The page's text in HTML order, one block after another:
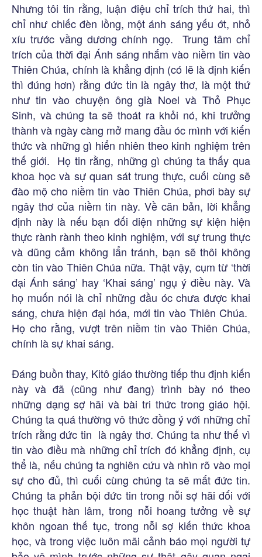
Nhưng tôi tin rằng, luận điệu chỉ trích thứ hai, thì
chỉ như chiếc đèn lồng, một ánh sáng yếu ớt, nhỏ
xíu trước vầng dương chính ngọ. Trung tâm chỉ
trích của thời đại Ánh sáng nhắm vào niềm tin vào
Thiên Chúa, chính là khẳng định (có lẽ là định kiến
thì đúng hơn) rằng đức tin là ngây thơ, là một thứ
như tin vào chuyện ông già Noel và Thỏ Phục
Sinh, và chúng ta sẽ thoát ra khỏi nó, khi trưởng
thành và ngày càng mở mang đầu óc mình với kiến
thức và những gì hiển nhiên theo kinh nghiệm trên
thế giới. Họ tin rằng, những gì chúng ta thấy qua
khoa học và sự quan sát trung thực, cuối cùng sẽ
đào mộ cho niềm tin vào Thiên Chúa, phơi bày sự
ngây thơ của niềm tin này. Về căn bản, lời khẳng
định này là nếu bạn đối diện những sự kiện hiện
thực rành rành theo kinh nghiệm, với sự trung thực
và dũng cảm không lẩn tránh, bạn sẽ thôi không
còn tin vào Thiên Chúa nữa. Thật vậy, cụm từ ‘thời
đại Ánh sáng’ hay ‘Khai sáng’ ngụ ý điều này. Và
họ muốn nói là chỉ những đầu óc chưa được khai
sáng, chưa hiện đại hóa, mới tin vào Thiên Chúa.
Họ cho rằng, vượt trên niềm tin vào Thiên Chúa,
chính là sự khai sáng.
Đáng buồn thay, Kitô giáo thường tiếp thu định kiến
này và đã (cũng như đang) trình bày nó theo
những dạng sợ hãi và bài tri thức trong giáo hội.
Chúng ta quá thường vô thức đồng ý với những chỉ
trích rằng đức tin là ngây thơ. Chúng ta như thế vì
tin vào điều mà những chỉ trích đó khẳng định, cụ
thể là, nếu chúng ta nghiên cứu và nhìn rõ vào mọi
sự cho đủ, thì cuối cùng chúng ta sẽ mất đức tin.
Chúng ta phản bội đức tin trong nỗi sợ hãi đối với
học thuật hàn lâm, trong nỗi hoang tưởng về sự
khôn ngoan thế tục, trong nỗi sợ kiến thức khoa
học, và trong việc luôn mãi cảnh báo mọi người tự